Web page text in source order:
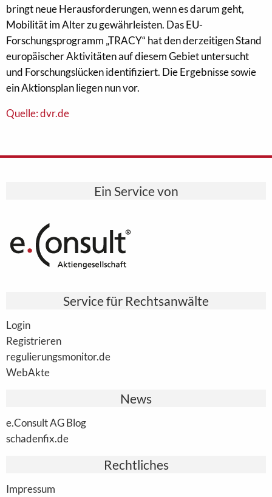
bringt neue Herausforderungen, wenn es darum geht,
Mobilität im Alter zu gewährleisten. Das EU-
Forschungsprogramm „TRACY“ hat den derzeitigen Stand
europäischer Aktivitäten auf diesem Gebiet untersucht
und Forschungslücken identifiziert. Die Ergebnisse sowie
ein Aktionsplan liegen nun vor.
Quelle: dvr.de
Ein Service von
Service für Rechtsanwälte
Login
Registrieren
regulierungsmonitor.de
WebAkte
News
e.Consult AG Blog
schadenfix.de
Rechtliches
Impressum